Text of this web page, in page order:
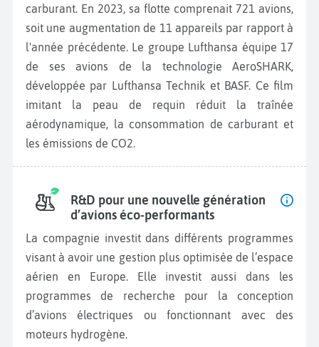
carburant. En 2023, sa flotte comprenait 721 avions,
soit une augmentation de 11 appareils par rapport à
l'année précédente. Le groupe Lufthansa équipe 17
de ses avions de la technologie AeroSHARK,
développée par Lufthansa Technik et BASF. Ce film
imitant la peau de requin réduit la traînée
aérodynamique, la consommation de carburant et
les émissions de CO2.
R&D pour une nouvelle génération
d’avions éco-performants
La compagnie investit dans différents programmes
visant à avoir une gestion plus optimisée de l’espace
aérien en Europe. Elle investit aussi dans les
programmes de recherche pour la conception
d’avions électriques ou fonctionnant avec des
moteurs hydrogène.